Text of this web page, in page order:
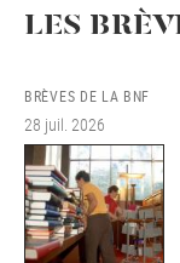
LES
BRÈVES DE LA BNF
28 juil. 2026